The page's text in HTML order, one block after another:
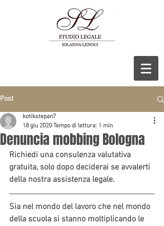
Post
Denuncia mobbing Bologna
kotikstepan7
18 giu 2020 Tempo di lettura: 1 min
Richiedi una consulenza valutativa
gratuita, solo dopo deciderai se avvalerti
della nostra assistenza legale.
Sia nel mondo del lavoro che nel mondo
della scuola si stanno moltiplicando le